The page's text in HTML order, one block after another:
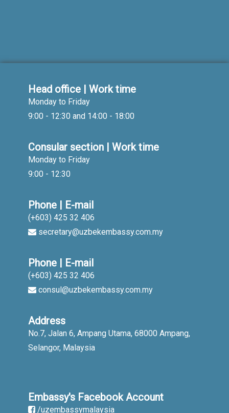
Head office | Work time
Monday to Friday
9:00 - 12:30 and 14:00 - 18:00
Consular section | Work time
Monday to Friday
9:00 - 12:30
Phone | E-mail
(+603) 425 32 406
secretary@uzbekembassy.com.my
Phone | E-mail
(+603) 425 32 406
consul@uzbekembassy.com.my
Address
No.7, Jalan 6, Ampang Utama, 68000 Ampang,
Selangor, Malaysia
Embassy's Facebook Account
/uzembassymalaysia